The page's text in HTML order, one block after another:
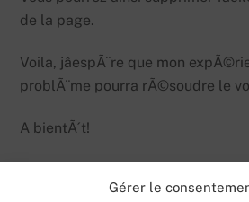
Gérer le
de la page.
Voila, jâespÃ¨re que mon
problÃ¨me pourra rÃ©soudre le
A bientÃ´t!